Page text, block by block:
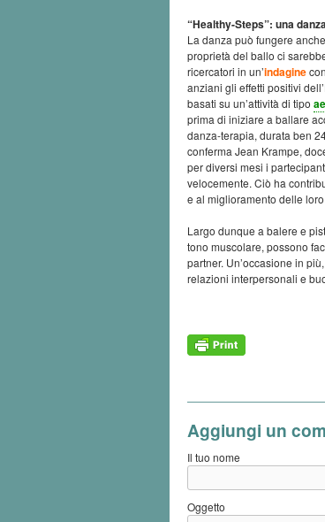
“Healthy-Steps”: una
La danza può fungere
proprietà del ballo ci
ricercatori in un’indagine
anziani gli effetti positivi
basati su un’attività di tipo
prima di iniziare a ballare
danza-terapia, durata ben
conferma Jean Krampe,
per diversi mesi i
velocemente. Ciò ha
e al miglioramento delle
Largo dunque a balere e
tono muscolare, possono
partner. Un’occasione in
relazioni interpersonali e
Aggiungi un
Il tuo nome
Oggetto